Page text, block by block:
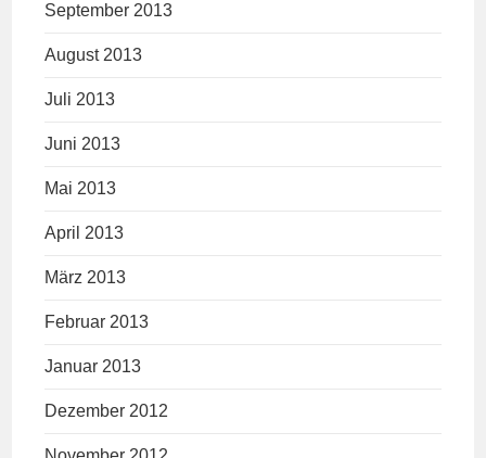
September 2013
August 2013
Juli 2013
Juni 2013
Mai 2013
April 2013
März 2013
Februar 2013
Januar 2013
Dezember 2012